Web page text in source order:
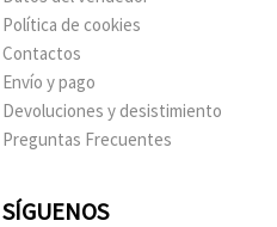
Política de cookies
Contactos
Envío y pago
Devoluciones y desistimiento
Preguntas Frecuentes
SÍGUENOS